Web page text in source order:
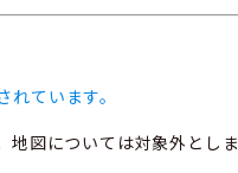
ています。
地図については対象外としま